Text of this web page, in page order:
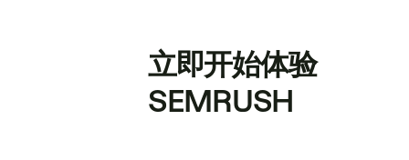
立即开始体验
SEMRUSH